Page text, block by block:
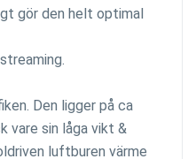
gör den helt optimal
Den ligger på ca
vare sin låga vikt &
luftburen värme